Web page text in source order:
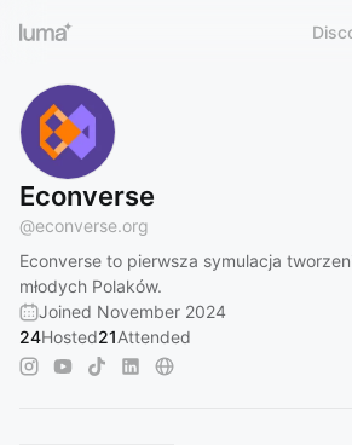
Econverse
@econverse.org
Econverse to pierwsza symulacja
młodych Polaków.
Joined November 2024
24Hosted21Attended